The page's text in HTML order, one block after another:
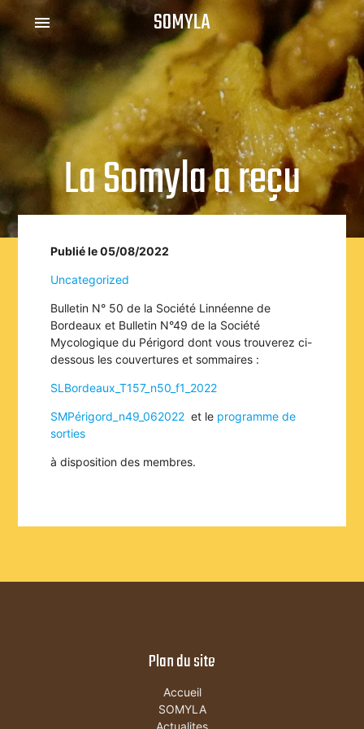
SOMYLA
menu
La Somyla a reçu
Publié le 05/08/2022
Uncategorized
Bulletin N° 50 de la Société Linnéenne de
Bordeaux et Bulletin N°49 de la Société
Mycologique du Périgord dont vous trouverez ci-
dessous les couvertures et sommaires :
SLBordeaux_T157_n50_f1_2022
SMPérigord_n49_062022 et le programme de
sorties
à disposition des membres.
Plan du site
Accueil
SOMYLA
Actualites